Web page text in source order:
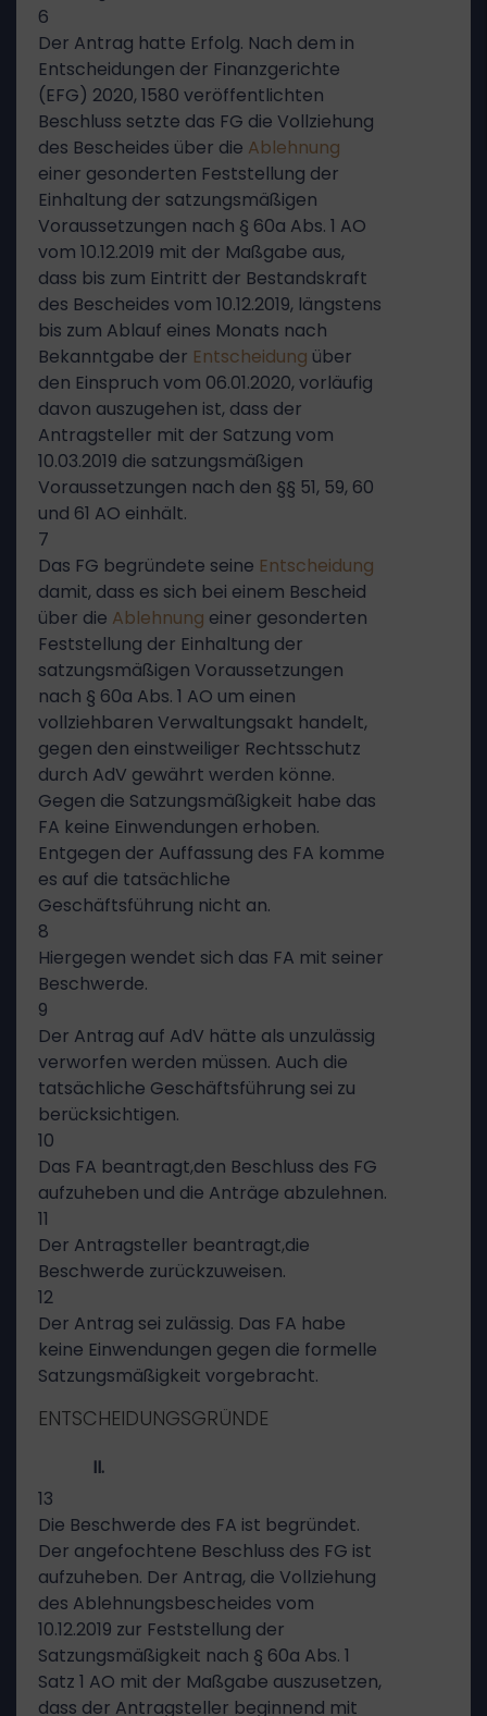
6
Der Antrag hatte Erfolg. Nach dem in
Entscheidungen der Finanzgerichte
(EFG) 2020, 1580 veröffentlichten
Beschluss setzte das FG die Vollziehung
des Bescheides über die Ablehnung
einer gesonderten Feststellung der
Einhaltung der satzungsmäßigen
Voraussetzungen nach § 60a Abs. 1 AO
vom 10.12.2019 mit der Maßgabe aus,
dass bis zum Eintritt der Bestandskraft
des Bescheides vom 10.12.2019, längstens
bis zum Ablauf eines Monats nach
Bekanntgabe der Entscheidung über
den Einspruch vom 06.01.2020, vorläufig
davon auszugehen ist, dass der
Antragsteller mit der Satzung vom
10.03.2019 die satzungsmäßigen
Voraussetzungen nach den §§ 51, 59, 60
und 61 AO einhält.
7
Das FG begründete seine Entscheidung
damit, dass es sich bei einem Bescheid
über die Ablehnung einer gesonderten
Feststellung der Einhaltung der
satzungsmäßigen Voraussetzungen
nach § 60a Abs. 1 AO um einen
vollziehbaren Verwaltungsakt handelt,
gegen den einstweiliger Rechtsschutz
durch AdV gewährt werden könne.
Gegen die Satzungsmäßigkeit habe das
FA keine Einwendungen erhoben.
Entgegen der Auffassung des FA komme
es auf die tatsächliche
Geschäftsführung nicht an.
8
Hiergegen wendet sich das FA mit seiner
Beschwerde.
9
Der Antrag auf AdV hätte als unzulässig
verworfen werden müssen. Auch die
tatsächliche Geschäftsführung sei zu
berücksichtigen.
10
Das FA beantragt,den Beschluss des FG
aufzuheben und die Anträge abzulehnen.
11
Der Antragsteller beantragt,die
Beschwerde zurückzuweisen.
12
Der Antrag sei zulässig. Das FA habe
keine Einwendungen gegen die formelle
Satzungsmäßigkeit vorgebracht.
ENTSCHEIDUNGSGRÜNDE
II.
13
Die Beschwerde des FA ist begründet.
Der angefochtene Beschluss des FG ist
aufzuheben. Der Antrag, die Vollziehung
des Ablehnungsbescheides vom
10.12.2019 zur Feststellung der
Satzungsmäßigkeit nach § 60a Abs. 1
Satz 1 AO mit der Maßgabe auszusetzen,
dass der Antragsteller beginnend mit